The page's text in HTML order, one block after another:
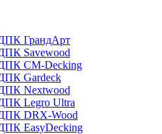
ДПК ГрандАрт
Savewood
ДПК CM-Decking
Gardeck
Nextwood
Legro Ultra
ДПК DRX-Wood
EasyDecking